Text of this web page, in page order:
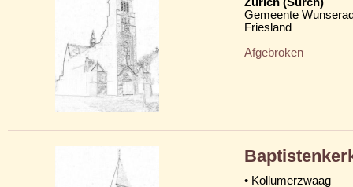
Gemeente
Friesland
Afgebroken
• Kollumerzwaag